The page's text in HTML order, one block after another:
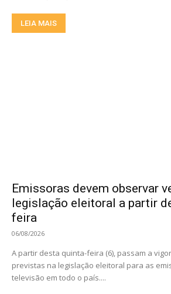
LEIA MAIS
Emissoras devem observar
legislação eleitoral a partir
feira
06/08/2026
A partir desta quinta-feira (6), passam a
previstas na legislação eleitoral para as
televisão em todo o país....